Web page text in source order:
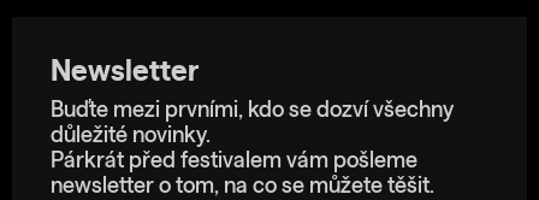
Newsletter
Buďte mezi prvními, kdo se dozví všechny
důležité novinky.
Párkrát před festivalem vám pošleme
newsletter o tom, na co se můžete těšit.